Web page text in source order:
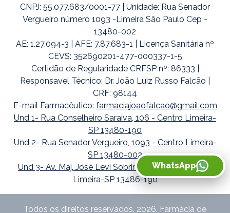
CNPJ: 55.077.683/0001-77 | Unidade: Rua Senador
Vergueiro número 1093 -Limeira São Paulo Cep -
13480-002
AE: 1.27.094-3 | AFE: 7.87.683-1 | Licença Sanitária nº
CEVS: 352690201-477-000337-1-5
Certidão de Regularidade CRFSP nº: 86333 |
Responsavel Técnico: Dr. João Luiz Russo Falcão |
CRF: 98144
E-mail Farmacêutico: farmaciajoaofalcao@gmail.com
Und 1- Rua Conselheiro Saraiva, 106 - Centro Limeira-
SP 13480-190
Und 2- Rua Senador Vergueiro, 1093 - Centro Limeira-
SP 13480-002
Und 3- Av. Maj. José Levi Sobrinho, 1738 - Boa Vista
Limeira-SP 13486-190
Todos os direitos reservados. 2026. Farmácia de
WhatsApp